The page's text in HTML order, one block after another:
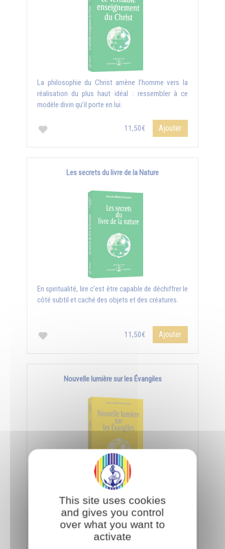
La philosophie du Christ amène l’homme vers la
réalisation du plus haut idéal : ressembler à ce
modèle divin qu’il porte en lui.
11,50€ Ajouter
Les secrets du livre de la Nature
En spiritualité, lire c'est être capable de déchiffrer le
côté subtil et caché des objets et des créatures.
11,50€ Ajouter
Nouvelle lumière sur les Évangiles
Pour interpréter les paraboles de Jésus, il faut
utiliser la science des symboles qui s'acquiert par
les facultés de l’âme et de l'esprit.
11,50€
This site uses cookies
and gives you control
over what you want to
activate